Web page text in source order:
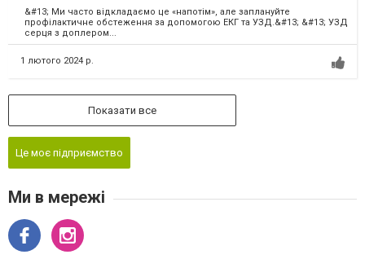
&#13; Ми часто відкладаємо це «напотім», але заплануйте
профілактичне обстеження за допомогою ЕКГ та УЗД.&#13; &#13; УЗД
серця з доплером...
1 лютого 2024 р.
Показати все
Це моє підприємство
Ми в мережі